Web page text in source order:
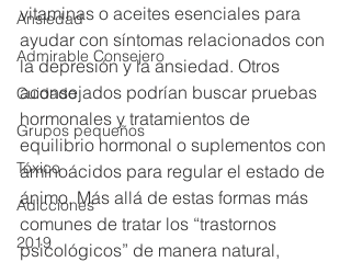
Ansiedad
Admirable Consejero
Cuidado
Grupos pequeños
Tóxico
Adicciones
2019
vitaminas o aceites esenciales para
ayudar con síntomas relacionados con
la depresión y la ansiedad. Otros
aconsejados podrían buscar pruebas
hormonales y tratamientos de
equilibrio hormonal o suplementos con
aminoácidos para regular el estado de
ánimo. Más allá de estas formas más
comunes de tratar los “trastornos
psicológicos” de manera natural,